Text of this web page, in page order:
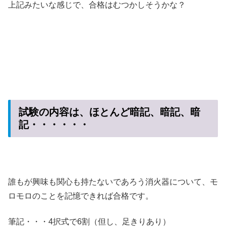
上記みたいな感じで、合格はむつかしそうかな？
試験の内容は、ほとんど暗記、暗記、暗
記・・・・・・
誰もが興味も関心も持たないであろう消火器について、モ
ロモロのことを記憶できれば合格です。
筆記・・・4択式で6割（但し、足きりあり）